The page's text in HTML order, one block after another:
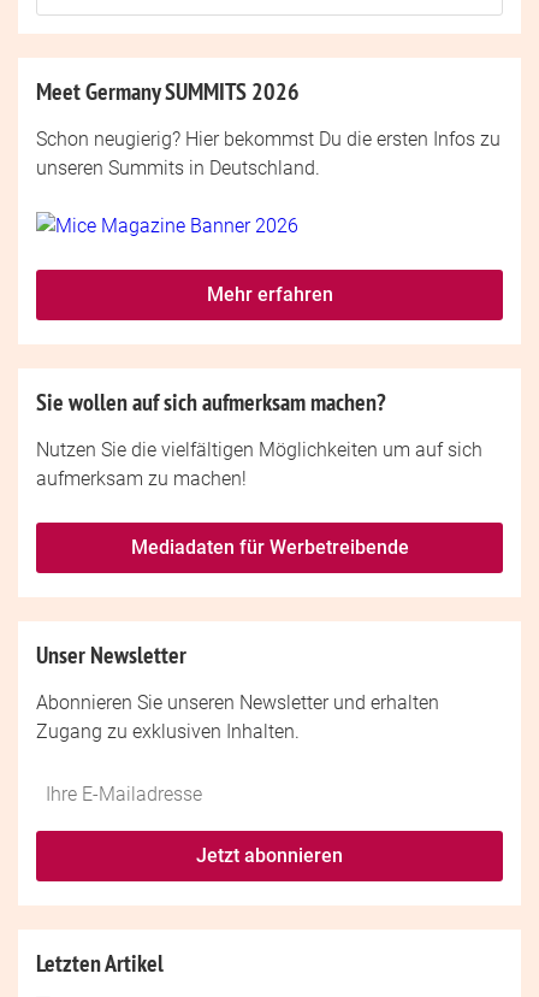
Meet Germany SUMMITS 2026
Schon neugierig? Hier bekommst Du die ersten Infos zu
unseren Summits in Deutschland.
Mehr erfahren
Sie wollen auf sich aufmerksam machen?
Nutzen Sie die vielfältigen Möglichkeiten um auf sich
aufmerksam zu machen!
Mediadaten für Werbetreibende
Unser Newsletter
Abonnieren Sie unseren Newsletter und erhalten
Zugang zu exklusiven Inhalten.
Do
fill
*Ihre
Mailadresse:
Jetzt abonnieren
Letzten Artikel